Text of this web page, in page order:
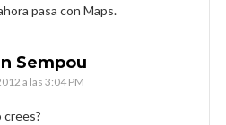
pasa con Maps.
Sempou
a las 3:04 PM
crees?